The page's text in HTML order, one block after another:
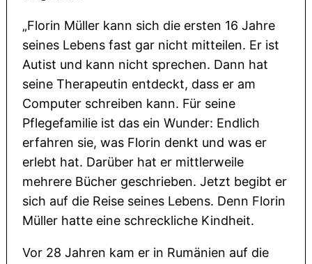
„Florin Müller kann sich die ersten 16 Jahre
seines Lebens fast gar nicht mitteilen. Er ist
Autist und kann nicht sprechen. Dann hat
seine Therapeutin entdeckt, dass er am
Computer schreiben kann. Für seine
Pflegefamilie ist das ein Wunder: Endlich
erfahren sie, was Florin denkt und was er
erlebt hat. Darüber hat er mittlerweile
mehrere Bücher geschrieben. Jetzt begibt er
sich auf die Reise seines Lebens. Denn Florin
Müller hatte eine schreckliche Kindheit.
Vor 28 Jahren kam er in Rumänien auf die